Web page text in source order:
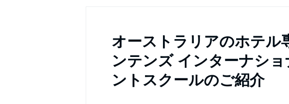
オーストラリアのホテル
ンテンズ インターナシ
ントスクールのご紹介